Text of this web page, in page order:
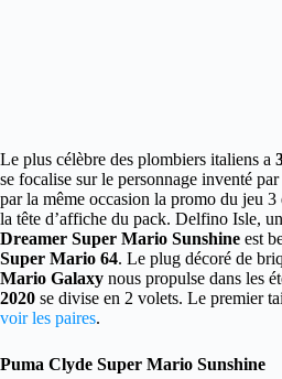
Le plus célèbre des plombiers italiens a
se focalise sur le personnage inventé par
par la même occasion la promo du jeu
la tête d’affiche du pack. Delfino Isle,
Dreamer Super Mario Sunshine est
Super Mario 64. Le plug décoré de
Mario Galaxy nous propulse dans les
2020 se divise en 2 volets. Le premier
voir les paires.
Puma Clyde Super Mario Sunshine